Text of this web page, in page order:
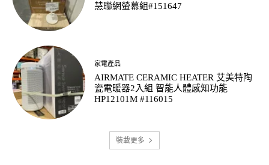
慧聯網螢幕組#151647
家電產品
AIRMATE CERAMIC HEATER 艾美特陶
瓷電暖器2入組 智能人體感知功能
HP12101M #116015
裝載更多